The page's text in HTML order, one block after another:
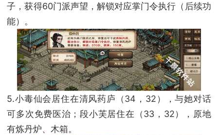
子，获得60门派声望，解锁对应掌门令执行（后续功
能）。
5.小毒仙会居住在清风药庐（34，32），与她对话
可多次免费医治；段小芙居住在（33，32），原地
有炼丹炉、木箱。